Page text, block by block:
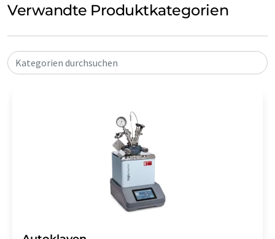
Verwandte Produktkategorien
Kategorien durchsuchen